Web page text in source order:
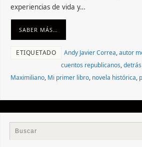
experiencias de vida y…
SABER MÁS…
ETIQUETADO Andy Javier Correa,autor
cuentos republicanos,
Maximiliano, Mi primer libro, novela histórica,